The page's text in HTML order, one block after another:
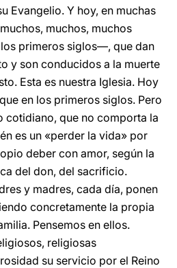
Evangelio. Y hoy, en muchas
muchos, muchos
primeros siglos—, que dan
y son conducidos a la muerte
Esta es nuestra Iglesia. Hoy
en los primeros siglos. Pero
cotidiano, que no comporta la
es un «perder la vida» por
deber con amor, según la
del don, del sacrificio.
y madres, cada día, ponen
concretamente la propia
Pensemos en ellos.
religiosas
su servicio por el Reino